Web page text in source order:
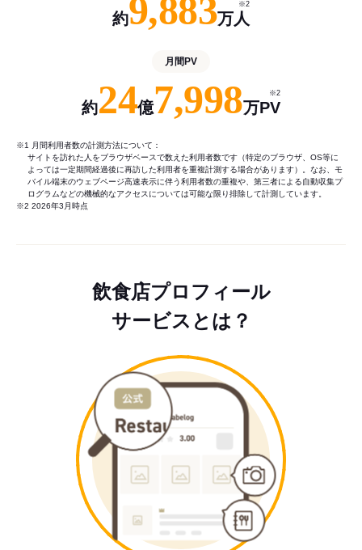
約9,883万人
※2
月間PV
約24億7,998万PV
※2
※1 月間利用者数の計測方法について：
サイトを訪れた人をブラウザベースで数えた利用者数です（特定のブラウザ、OS等に
よっては一定期間経過後に再訪した利用者を重複計測する場合があります）。なお、モ
バイル端末のウェブページ高速表示に伴う利用者数の重複や、第三者による自動収集プ
ログラムなどの機械的なアクセスについては可能な限り排除して計測しています。
※2 2026年3月時点
飲食店プロフィール
サービスとは？